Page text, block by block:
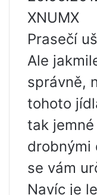
XNUMX
Prasečí
Ale
správně,
tohoto
tak
drobnými
se vám
Navíc je